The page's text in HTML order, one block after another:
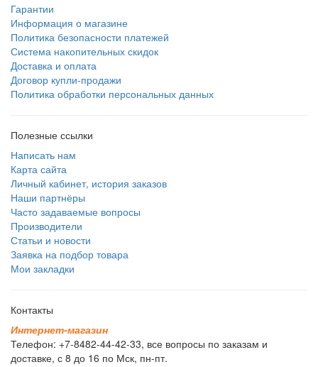
Гарантии
Информация о магазине
Политика безопасности платежей
Система накопительных скидок
Доставка и оплата
Договор купли-продажи
Политика обработки персональных данных
Полезные ссылки
Написать нам
Карта сайта
Личный кабинет, история заказов
Наши партнёры
Часто задаваемые вопросы
Производители
Статьи и новости
Заявка на подбор товара
Мои закладки
Контакты
Интернет-магазин
Телефон: +7-8482-44-42-33, все вопросы по заказам и
доставке, с 8 до 16 по Мск, пн-пт.